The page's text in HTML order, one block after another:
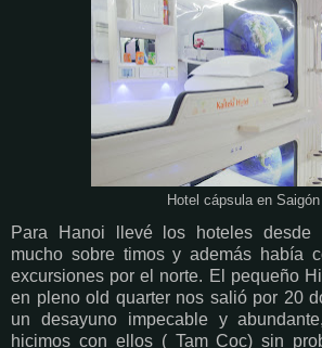
Hotel cápsula en Saigón
Para Hanoi llevé los hoteles desde
mucho sobre timos y además había
excursiones por el norte. El pequeño
en pleno old quarter nos salió por 20
un desayuno impecable y
hicimos con ellos ( Tam Coc) sin